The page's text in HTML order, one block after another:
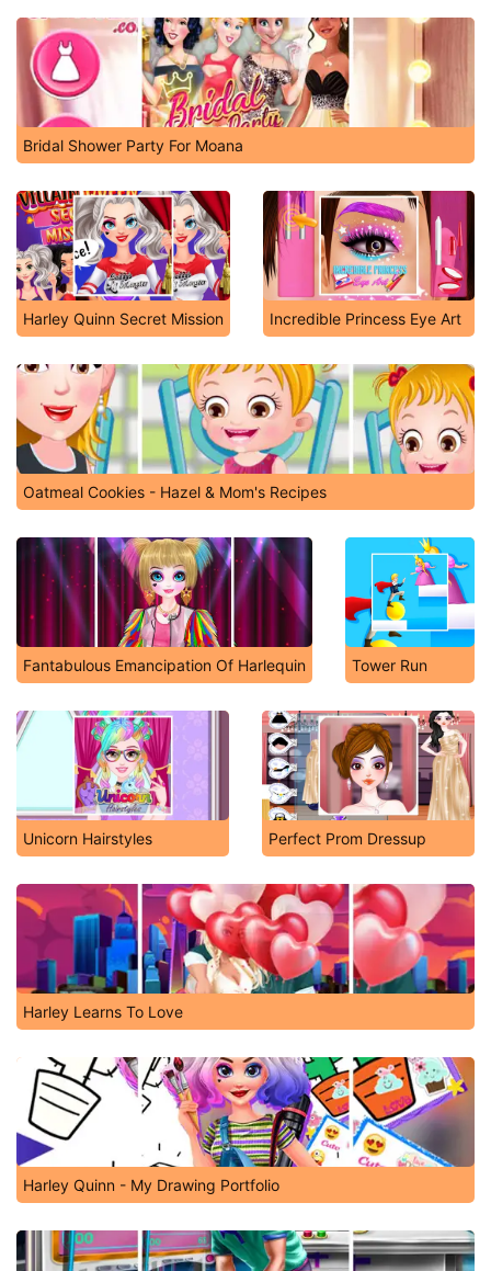
Bridal Shower Party For Moana
Harley Quinn Secret Mission Incredible Princess Eye Art
Oatmeal Cookies - Hazel & Mom's Recipes
Fantabulous Emancipation Of Harlequin Tower Run
Unicorn Hairstyles Perfect Prom Dressup
Harley Learns To Love
Harley Quinn - My Drawing Portfolio